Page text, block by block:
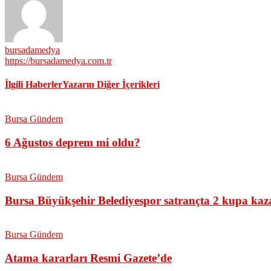
bursadamedya
https://bursadamedya.com.tr
İlgili HaberlerYazarın Diğer İçerikleri
Bursa Gündem
6 Ağustos deprem mi oldu?
Bursa Gündem
Bursa Büyükşehir Belediyespor satrançta 2 kupa
Bursa Gündem
Atama kararları Resmi Gazete’de